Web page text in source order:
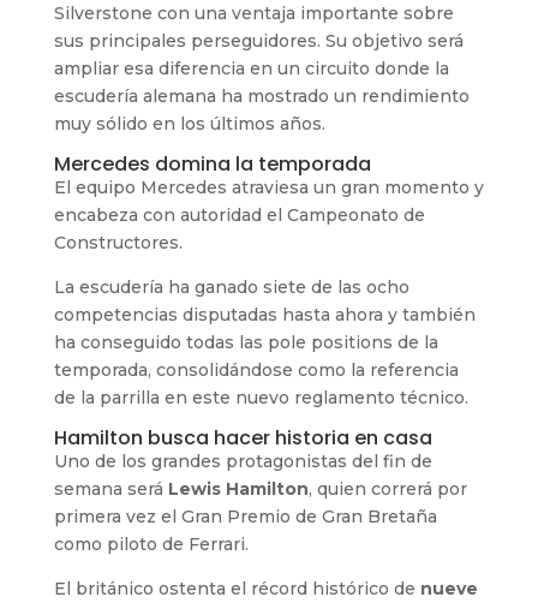
Silverstone con una ventaja importante sobre
sus principales perseguidores. Su objetivo será
ampliar esa diferencia en un circuito donde la
escudería alemana ha mostrado un rendimiento
muy sólido en los últimos años.
Mercedes domina la temporada
El equipo Mercedes atraviesa un gran momento y
encabeza con autoridad el Campeonato de
Constructores.
La escudería ha ganado siete de las ocho
competencias disputadas hasta ahora y también
ha conseguido todas las pole positions de la
temporada, consolidándose como la referencia
de la parrilla en este nuevo reglamento técnico.
Hamilton busca hacer historia en casa
Uno de los grandes protagonistas del fin de
semana será Lewis Hamilton, quien correrá por
primera vez el Gran Premio de Gran Bretaña
como piloto de Ferrari.
El británico ostenta el récord histórico de nueve